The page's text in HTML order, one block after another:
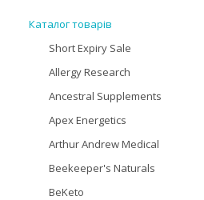
Каталог товарів
Short Expiry Sale
Allergy Research
Ancestral Supplements
Apex Energetics
Arthur Andrew Medical
Beekeeper's Naturals
BeKeto